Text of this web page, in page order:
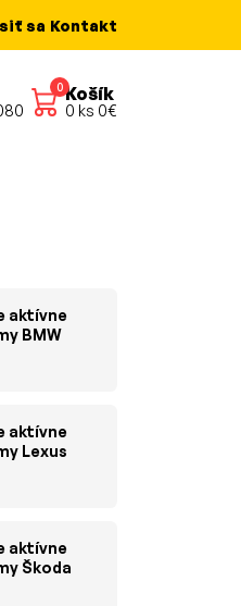
sa Kontakt
0Košík
0 ks 0€
aktívne
BMW
aktívne
Lexus
aktívne
Škoda